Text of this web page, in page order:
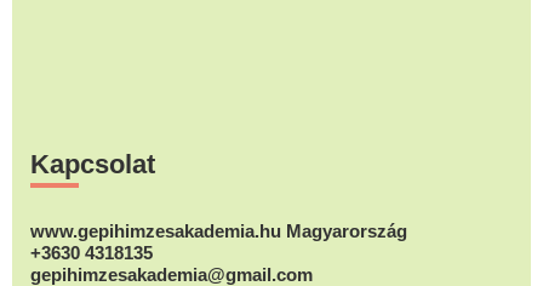
Kapcsolat
www.gepihimzesakademia.hu Magyarország
+3630 4318135
gepihimzesakademia@gmail.com